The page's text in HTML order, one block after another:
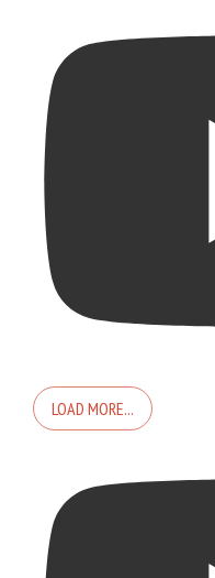
LOAD MORE...